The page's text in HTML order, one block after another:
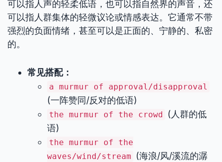
可以指人声的轻柔低语，也可以指自然界的声音，还
可以指人群集体的轻微议论或情感表达。它通常不带
强烈的负面情绪，甚至可以是正面的、宁静的、私密
的。
常见搭配：
a murmur of approval/disapproval
(一阵赞同/反对的低语)
the murmur of the crowd
(人群的低
语)
the murmur of the
waves/wind/stream
(海浪/风/溪流的潺